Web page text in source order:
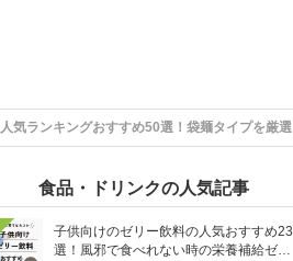
気ランキングおすすめ50選！袋麺タイプを厳選
食品・ドリンクの人気記事
子供向けのゼリー飲料の人気おすすめ23
選！風邪で食べれない時の栄養補給ゼリ